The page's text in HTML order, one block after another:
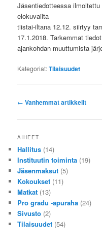
Jäsentiedotteessa
elokuvailta
tiistai-iltana 12.12. siirtyy
17.1.2018. Tarkemmat
ajankohdan muuttumista
Kategoriat:Tilaisuudet
Artikkelien
← Vanhemmat artikkelit
AIHEET
Hallitus (14)
Instituutin toiminta (19)
Jäsenmaksut (5)
Kokoukset (11)
Matkat (13)
Pro gradu -apuraha (24)
Sivusto (2)
Tilaisuudet (54)